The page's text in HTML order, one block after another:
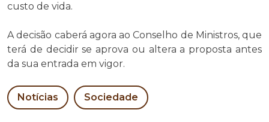
custo de vida.
A decisão caberá agora ao Conselho de Ministros, que
terá de decidir se aprova ou altera a proposta antes
da sua entrada em vigor.
Notícias Sociedade